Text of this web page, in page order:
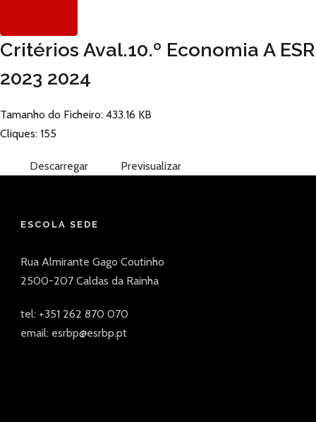
Critérios Aval.10.º Economia A ESR
2023 2024
Tamanho do Ficheiro: 433.16 KB
Cliques: 155
Descarregar Previsualizar
ESCOLA SEDE
Rua Almirante Gago Coutinho
2500-207 Caldas da Rainha
tel: +351 262 870 070
email: esrbp@esrbp.pt